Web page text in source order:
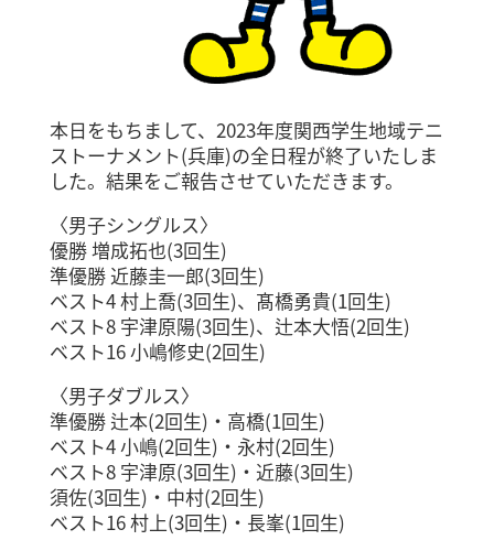
本日をもちまして、2023年度関西学生地域テニ
ストーナメント(兵庫)の全日程が終了いたしま
した。結果をご報告させていただきます。
〈男子シングルス〉
優勝 増成拓也(3回生)
準優勝 近藤圭一郎(3回生)
ベスト4 村上喬(3回生)、髙橋勇貴(1回生)
ベスト8 宇津原陽(3回生)、辻本大悟(2回生)
ベスト16 小嶋修史(2回生)
〈男子ダブルス〉
準優勝 辻本(2回生)・高橋(1回生)
ベスト4 小嶋(2回生)・永村(2回生)
ベスト8 宇津原(3回生)・近藤(3回生)
須佐(3回生)・中村(2回生)
ベスト16 村上(3回生)・長峯(1回生)